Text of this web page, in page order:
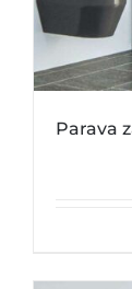
Parava